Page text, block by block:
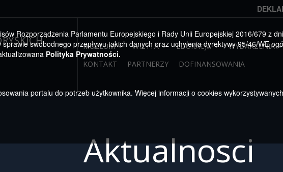
MUZEUM WIZYTA EDUKACJA
WYDARZENIA
KONTAKT
PARTNERZY DOFINANSOWANIA
Aktualnosci
Rozporządzenia Parlamentu Europejskiego i Rady Unii Europejskiej 2016/679 z
swobodnego przepływu takich danych oraz uchylenia dyrektywy 95/46/WE
Polityka Prywatności.
portalu do potrzeb użytkownika. Więcej informacji o cookies